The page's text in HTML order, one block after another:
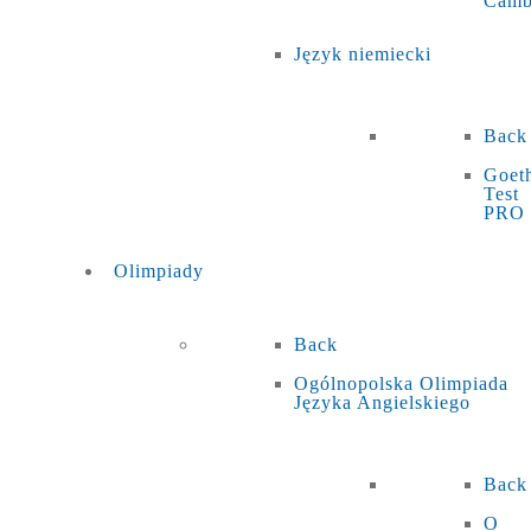
Język niemiecki
Back
Test
PRO
Olimpiady
Back
Ogólnopolska Olimpiada
Języka Angielskiego
Back
O